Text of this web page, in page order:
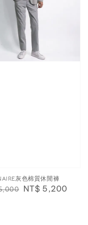
灰色棉質休閒褲
Sale
NT$ 5,200